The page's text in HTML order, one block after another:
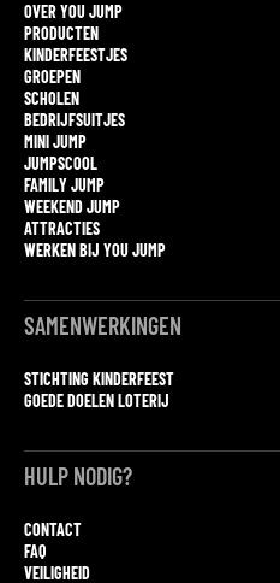
OVER YOU JUMP
PRODUCTEN
KINDERFEESTJES
GROEPEN
SCHOLEN
BEDRIJFSUITJES
MINI JUMP
JUMPSCOOL
FAMILY JUMP
WEEKEND JUMP
ATTRACTIES
WERKEN BIJ YOU JUMP
SAMENWERKINGEN
STICHTING KINDERFEEST
GOEDE DOELEN LOTERIJ
HULP NODIG?
CONTACT
FAQ
VEILIGHEID